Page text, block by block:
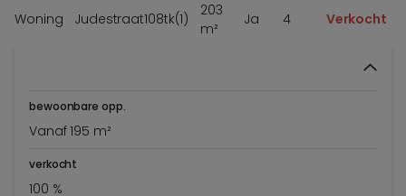
Woning Judestraat108tk(1)
203
m²
Ja 4 Verkocht
bewoonbare opp.
Vanaf 195 m²
verkocht
100 %